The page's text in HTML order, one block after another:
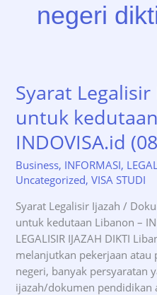
negeri
Syarat Legalisir
untuk
INDOVISA.id
Business, INFORMASI,
Uncategorized,VISA STUDI
Syarat Legalisir Ijazah /
untuk kedutaan Libanon –
LEGALISIR IJAZAH DIKTI
melanjutkan pekerjaan atau
negeri, banyak persyaratan
ijazah/dokumen pendidikan